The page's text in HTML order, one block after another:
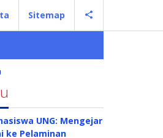
Sitemap
UNG: Mengejar
ke Pelaminan